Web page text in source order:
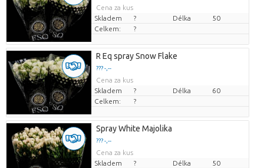
Cena za kus
Skladem
? Délka
50
Celkem:
?
R Eq spray Snow Flake
??? -,--
Cena za kus
Skladem
? Délka
60
Celkem:
?
Spray White Majolika
??? -,--
Cena za kus
Skladem
? Délka
50